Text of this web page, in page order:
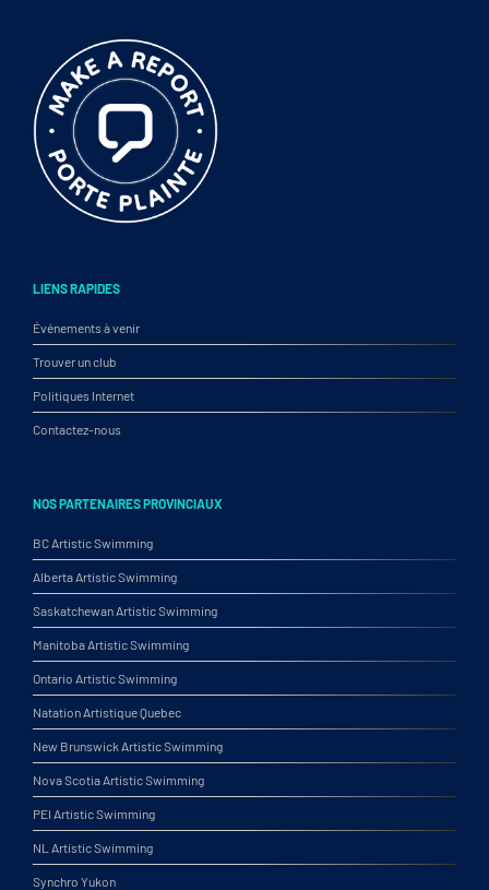
LIENS RAPIDES
Événements à venir
Trouver un club
Politiques Internet
Contactez-nous
NOS PARTENAIRES PROVINCIAUX
BC Artistic Swimming
Alberta Artistic Swimming
Saskatchewan Artistic Swimming
Manitoba Artistic Swimming
Ontario Artistic Swimming
Natation Artistique Quebec
New Brunswick Artistic Swimming
Nova Scotia Artistic Swimming
PEI Artistic Swimming
NL Artistic Swimming
Synchro Yukon